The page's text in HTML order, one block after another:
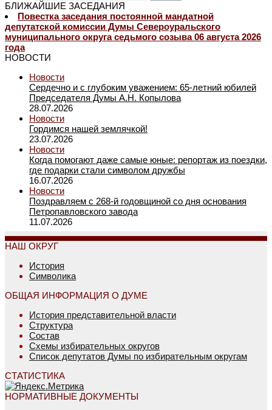
БЛИЖАЙШИЕ ЗАСЕДАНИЯ
Повестка заседания постоянной мандатной
депутатской комиссии Думы Североуральского
муниципального округа седьмого созыва 06 августа 2026
года
НОВОСТИ
Новости
Сердечно и с глубоким уважением: 65-летний юбилей
Председателя Думы А.Н. Копылова
28.07.2026
Новости
Гордимся нашей землячкой!
23.07.2026
Новости
Когда помогают даже самые юные: репортаж из поездки,
где подарки стали символом дружбы
16.07.2026
Новости
Поздравляем с 268-й годовщиной со дня основания
Петропавловского завода
11.07.2026
НАШ ОКРУГ
История
Символика
ОБЩАЯ ИНФОРМАЦИЯ О ДУМЕ
История представительной власти
Структура
Состав
Схемы избирательных округов
Список депутатов Думы по избирательным округам
СТАТИСТИКА
НОРМАТИВНЫЕ ДОКУМЕНТЫ